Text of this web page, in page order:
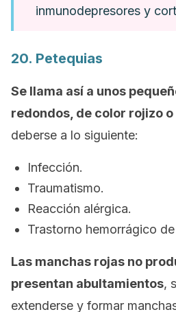
inmunodepresores y
20. Petequias
Se llama así a unos
redondos, de color rojizo
deberse a lo siguiente:
Infección.
Traumatismo.
Reacción alérgica.
Trastorno hemorrágico
Las manchas rojas no
presentan abultamientos,
extenderse y formar